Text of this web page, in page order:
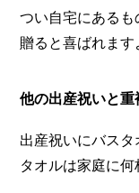
つい自宅にある
贈ると喜ばれます
他の出産祝いと
出産祝いにバス
タオルは家庭に